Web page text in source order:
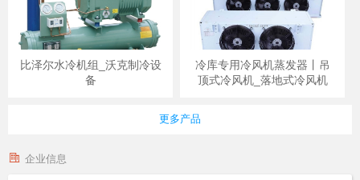
比泽尔水冷机组_沃克制冷设
备
冷库专用冷风机蒸发器丨吊
顶式冷风机_落地式冷风机
更多产品
企业信息